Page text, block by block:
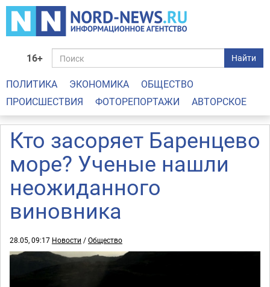
16+ Найти
ПОЛИТИКА ЭКОНОМИКА
ОБЩЕСТВО
ПРОИСШЕСТВИЯ
ФОТОРЕПОРТАЖИ АВТОРСКОЕ
Кто засоряет Баренцево
море? Ученые нашли
неожиданного
виновника
28.05, 09:17 Новости /Общество